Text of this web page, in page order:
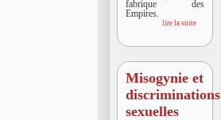
fabrique des
Empires.
lire la suite
Misogynie et
discriminations
sexuelles